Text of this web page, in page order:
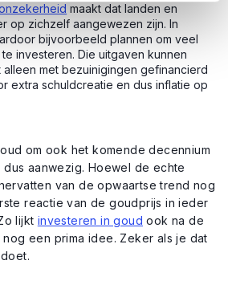
maakt dat landen en
op zichzelf aangewezen zijn. In
bijvoorbeeld plannen om veel
investeren. Die uitgaven kunnen
alleen met bezuinigingen gefinancierd
extra schuldcreatie en dus inflatie op
om ook het komende decennium
aanwezig. Hoewel de echte
van de opwaartse trend nog
reactie van de goudprijs in ieder
lijkt investeren in goud ook na de
een prima idee. Zeker als je dat